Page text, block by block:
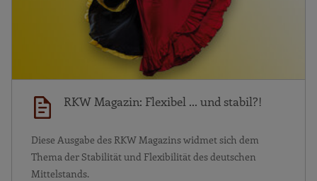
RKW Magazin: Flexibel ... und stabil?!
Diese Ausgabe des RKW Magazins widmet sich dem
Thema der Stabilität und Flexibilität des deutschen
Mittelstands.